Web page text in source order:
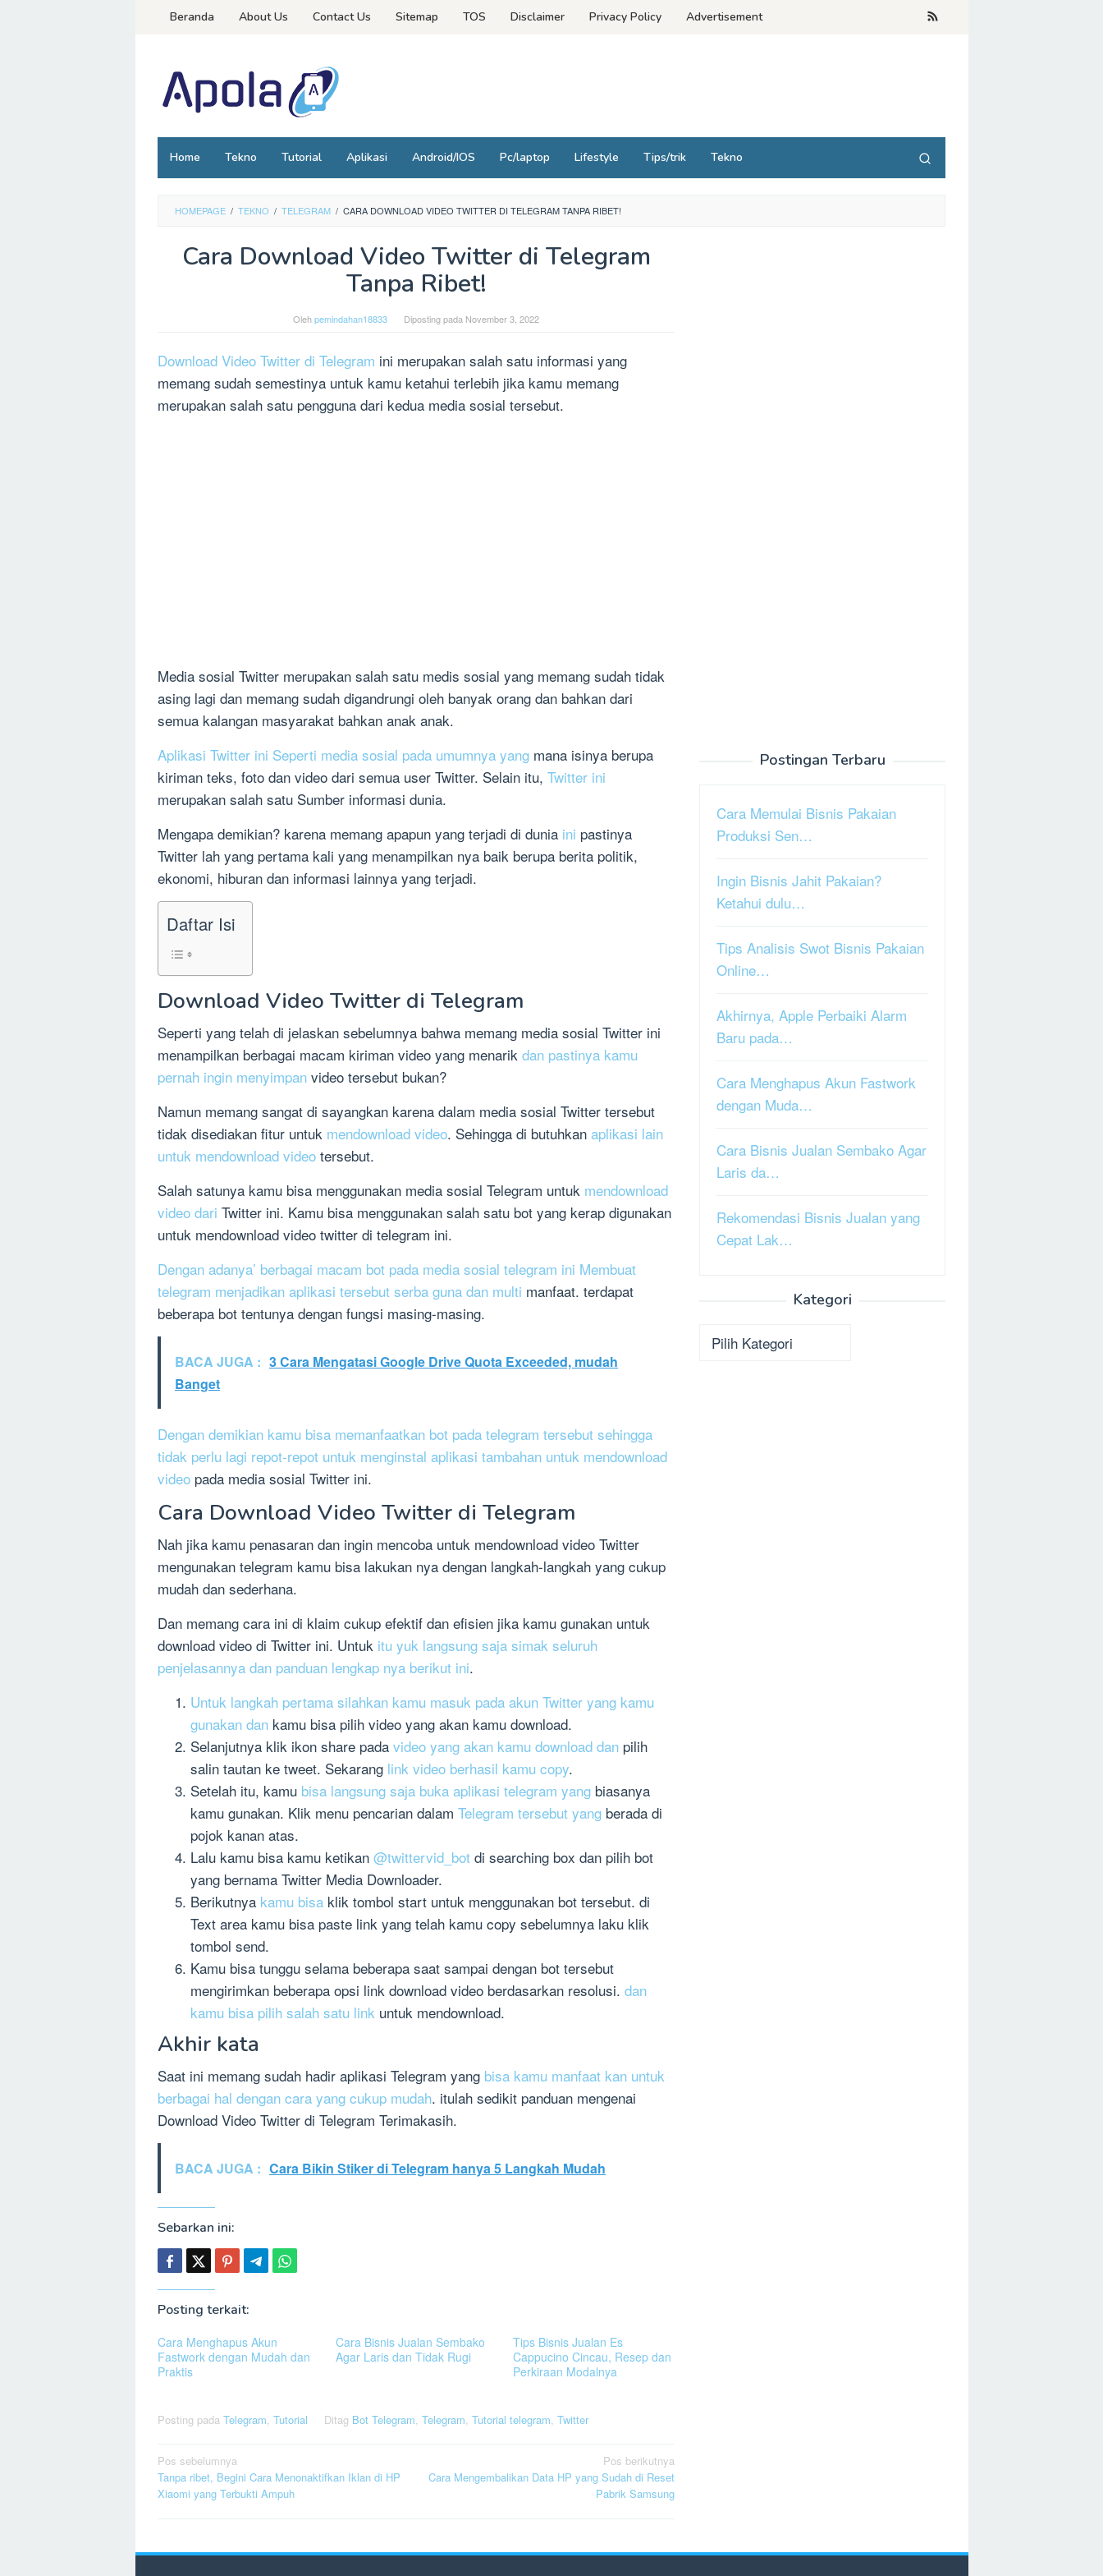
LoncatBeranda About Us Contact Us Sitemap TOS Disclaimer Privacy Policy Advertisement
Home Tekno Tutorial Aplikasi Android/IOS Pc/laptop Lifestyle Tips/trik Tekno
HOMEPAGE / TEKNO / TELEGRAM / CARA DOWNLOAD VIDEO TWITTER DI TELEGRAM TANPA RIBET!
Cara Download Video Twitter di Telegram
Tanpa Ribet!
Olehpemindahan18833 Diposting pada November 3, 2022
Download Video Twitter di Telegram ini merupakan salah satu informasi yang
memang sudah semestinya untuk kamu ketahui terlebih jika kamu memang
merupakan salah satu pengguna dari kedua media sosial tersebut.
Media sosial Twitter merupakan salah satu medis sosial yang memang sudah tidak
asing lagi dan memang sudah digandrungi oleh banyak orang dan bahkan dari
semua kalangan masyarakat bahkan anak anak.
Aplikasi Twitter ini Seperti media sosial pada umumnya yang mana isinya berupa
kiriman teks, foto dan video dari semua user Twitter. Selain itu, Twitter ini
merupakan salah satu Sumber informasi dunia.
Mengapa demikian? karena memang apapun yang terjadi di dunia ini pastinya
Twitter lah yang pertama kali yang menampilkan nya baik berupa berita politik,
ekonomi, hiburan dan informasi lainnya yang terjadi.
Daftar Isi
Download Video Twitter di Telegram
Seperti yang telah di jelaskan sebelumnya bahwa memang media sosial Twitter ini
menampilkan berbagai macam kiriman video yang menarik dan pastinya kamu
pernah ingin menyimpan video tersebut bukan?
Namun memang sangat di sayangkan karena dalam media sosial Twitter tersebut
tidak disediakan fitur untuk mendownload video. Sehingga di butuhkan aplikasi lain
untuk mendownload video tersebut.
Salah satunya kamu bisa menggunakan media sosial Telegram untuk mendownload
video dari Twitter ini. Kamu bisa menggunakan salah satu bot yang kerap digunakan
untuk mendownload video twitter di telegram ini.
Dengan adanya’ berbagai macam bot pada media sosial telegram ini Membuat
telegram menjadikan aplikasi tersebut serba guna dan multi manfaat. terdapat
beberapa bot tentunya dengan fungsi masing-masing.
BACA JUGA : 3 Cara Mengatasi Google Drive Quota Exceeded, mudah
Banget
Dengan demikian kamu bisa memanfaatkan bot pada telegram tersebut sehingga
tidak perlu lagi repot-repot untuk menginstal aplikasi tambahan untuk mendownload
video pada media sosial Twitter ini.
Cara Download Video Twitter di Telegram
Nah jika kamu penasaran dan ingin mencoba untuk mendownload video Twitter
mengunakan telegram kamu bisa lakukan nya dengan langkah-langkah yang cukup
mudah dan sederhana.
Dan memang cara ini di klaim cukup efektif dan efisien jika kamu gunakan untuk
download video di Twitter ini. Untuk itu yuk langsung saja simak seluruh
penjelasannya dan panduan lengkap nya berikut ini.
Untuk langkah pertama silahkan kamu masuk pada akun Twitter yang kamu
gunakan dan kamu bisa pilih video yang akan kamu download.
Selanjutnya klik ikon share pada video yang akan kamu download dan pilih
salin tautan ke tweet. Sekarang link video berhasil kamu copy.
Setelah itu, kamu bisa langsung saja buka aplikasi telegram yang biasanya
kamu gunakan. Klik menu pencarian dalam Telegram tersebut yang berada di
pojok kanan atas.
Lalu kamu bisa kamu ketikan @twittervid_bot di searching box dan pilih bot
yang bernama Twitter Media Downloader.
Berikutnya kamu bisa klik tombol start untuk menggunakan bot tersebut. di
Text area kamu bisa paste link yang telah kamu copy sebelumnya laku klik
tombol send.
Kamu bisa tunggu selama beberapa saat sampai dengan bot tersebut
mengirimkan beberapa opsi link download video berdasarkan resolusi. dan
kamu bisa pilih salah satu link untuk mendownload.
Akhir kata
Saat ini memang sudah hadir aplikasi Telegram yang bisa kamu manfaat kan untuk
berbagai hal dengan cara yang cukup mudah. itulah sedikit panduan mengenai
Download Video Twitter di Telegram Terimakasih.
BACA JUGA : Cara Bikin Stiker di Telegram hanya 5 Langkah Mudah
Sebarkan ini:
Posting terkait:
Cara Menghapus Akun
Fastwork dengan Mudah dan
Praktis
Cara Bisnis Jualan Sembako
Agar Laris dan Tidak Rugi
Tips Bisnis Jualan Es
Cappucino Cincau, Resep dan
Perkiraan Modalnya
Posting pada Telegram Tutorial Ditag Bot Telegram Telegram Tutorial telegram Twitter
Navigasi
pos
Pos sebelumnya
Tanpa ribet, Begini Cara Menonaktifkan Iklan di HP
Xiaomi yang Terbukti Ampuh
Pos berikutnya
Cara Mengembalikan Data HP yang Sudah di Reset
Pabrik Samsung
Postingan Terbaru
Cara Memulai Bisnis Pakaian
Produksi Sen…
Ingin Bisnis Jahit Pakaian?
Ketahui dulu…
Tips Analisis Swot Bisnis Pakaian
Online…
Akhirnya, Apple Perbaiki Alarm
Baru pada…
Cara Menghapus Akun Fastwork
dengan Muda…
Cara Bisnis Jualan Sembako Agar
Laris da…
Rekomendasi Bisnis Jualan yang
Cepat Lak…
Kategori
Kategori